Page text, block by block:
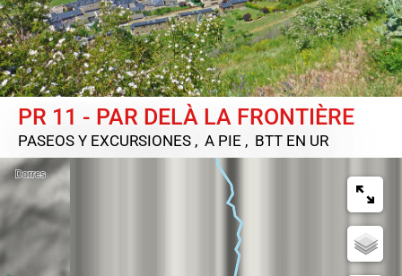
PR 11 - PAR DELÀ LA FRONTIÈRE
PASEOS Y EXCURSIONES , A PIE , BTT EN UR